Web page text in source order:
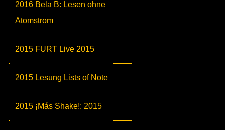
2016 Bela B: Lesen ohne
Atomstrom
2015 FURT Live 2015
2015 Lesung Lists of Note
2015 ¡Más Shake!: 2015